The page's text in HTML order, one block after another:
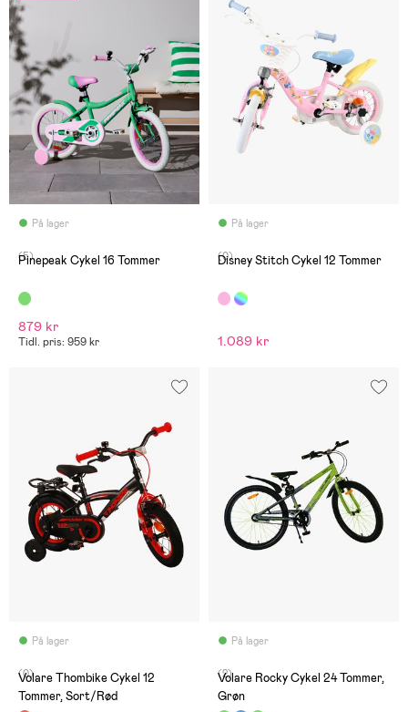
På lager
(5)
Pinepeak Cykel 16 Tommer
879 kr
Tidl. pris: 959 kr
På lager
(0)
Disney Stitch Cykel 12 Tommer
1.089 kr
På lager
(0)
Volare Thombike Cykel 12
Tommer, Sort/Rød
På lager
(2)
Volare Rocky Cykel 24 Tommer,
Grøn